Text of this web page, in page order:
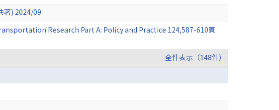
著) 2024/09
Research Part A: Policy and Practice 124,587-610頁
全件表示（148件）